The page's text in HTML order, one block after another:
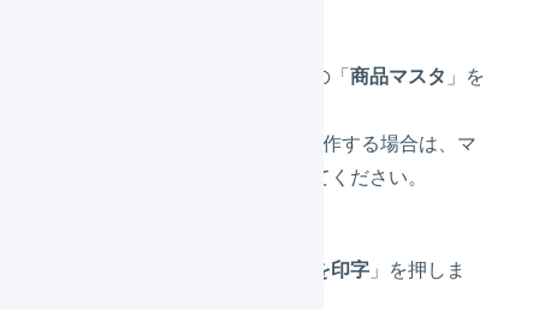
サブナビゲーションの「商品マスタ 」を
※オペレーターから操作する場合は、マ
ーチャントを選択してください。
商品ラベルを印字 」を押しま